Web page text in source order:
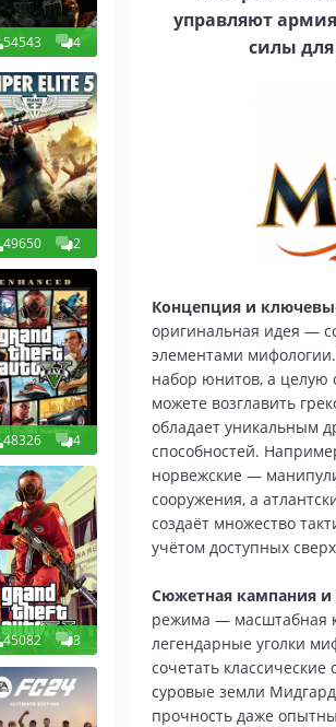
54543 4
49650 2
48326 4
45082 3
управляют
силы
Концепция и
оригинальная идея —
элементами мифологии.
набор юнитов, а целую
можете возглавить
обладает уникальным
способностей.
норвежские —
сооружения, а
создаёт множество
учётом доступных
Сюжетная кампания и
режима — масштабная
легендарные уголки
сочетать
суровые земли
прочность даже